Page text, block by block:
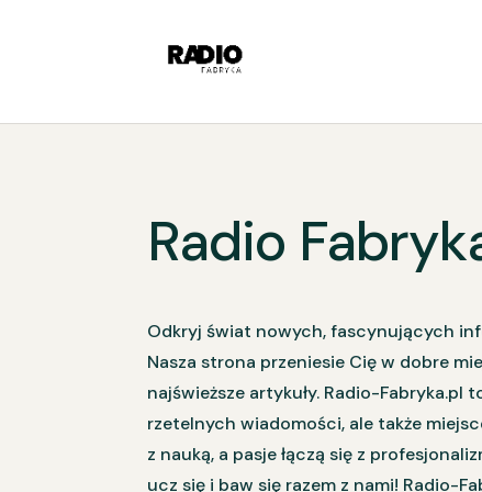
Radio
Odkryj świat nowych, fascynujących
Nasza strona przeniesie Cię w dobre
najświeższe artykuły. Radio-Fabryka.pl
rzetelnych wiadomości, ale także
z nauką, a pasje łączą się z
ucz się i baw się razem z nami! Radio-